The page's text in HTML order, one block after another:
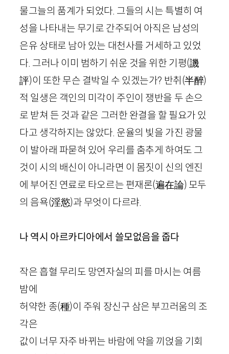
물그늘의 품계가 되었다. 그들의 시는 특별히 여
성을 나타내는 무기로 간주되어 아직은 남성의
은유 상태로 남아 있는 대천사를 거세하고 있었
다. 그러나 이미 범하기 쉬운 것을 위한 기평(譏
評)이 또한 무슨 결박일 수 있겠는가? 반취(半醉)
적 일생은 객인의 미각이 주인이 쟁반을 두 손으
로 받쳐 든 것과 같은 그러한 완결을 할 필요가 있
다고 생각하지는 않았다. 운율의 빛을 가진 광물
이 발아래 파묻혀 있어 우리를 춤추게 하여도 그
것이 시의 배신이 아니라면 이 몸짓이 신의 엔진
에 부어진 연료로 타오르는 편재론(遍在論) 모두
의 음욕(淫慾)과 무엇이 다르랴.
나 역시 아르카디아에서 쓸모없음을 줍다
작은 흡혈 무리도 망연자실의 피를 마시는 여름
밤에
허약한 종(種)이 주워 장신구 삼은 부끄러움의 조
각은
값이 너무 자주 바뀌는 바람에 약을 끼얹을 기회